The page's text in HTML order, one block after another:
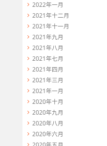
height));
2022年一月
2021年十二月
2021年十一月
2021年九月
2021年八月
2021年七月
2021年四月
2021年三月
2021年一月
2020年十月
2020年九月
2020年八月
2020年六月